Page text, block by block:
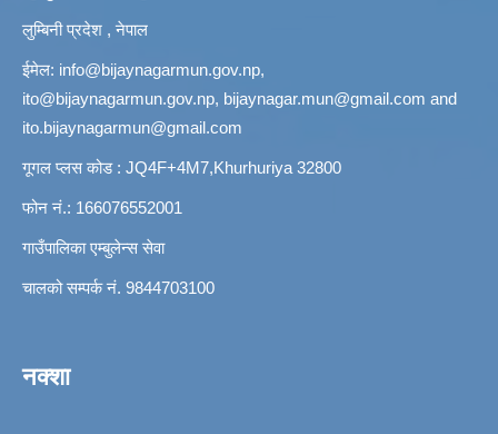
लुम्बिनी प्रदेश , नेपाल
ईमेल: info@bijaynagarmun.gov.np,
ito@bijaynagarmun.gov.np, bijaynagar.mun@gmail.com and
ito.bijaynagarmun@gmail.com
गूगल प्लस कोड : JQ4F+4M7,Khurhuriya 32800
फोन नं.: 166076552001
गाउँपालिका एम्बुलेन्स सेवा
चालको सम्पर्क नं. 9844703100
नक्शा